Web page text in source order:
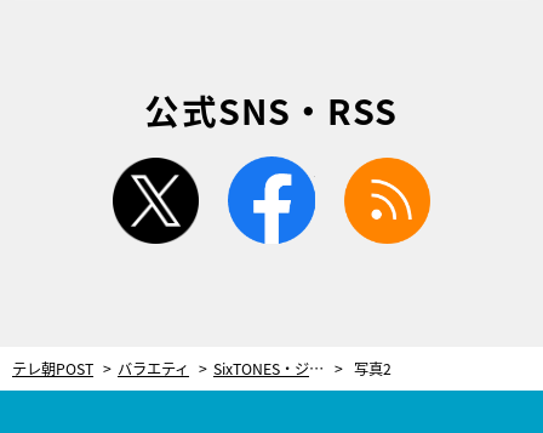
公式SNS・RSS
twitter facebook
テレ朝POST バラエティ SixTONES・ジェシー、“赤面”映像が流出の危機！14年ぶりに「芸能界へそくり選手権」復活 写真2